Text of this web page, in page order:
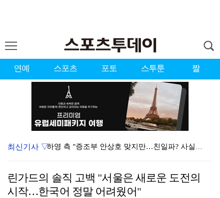
연예 스포츠 포토 스투툰 짤
하영 측 "증조부 안상호 맞지만…친일파? 사실무근" […
"아예 다른 관계잖아"…황정민 폭로자, 팬 주장에 반박…
최신기사 ▽
린가드의 솔직 고백 "서울은 새로운 도전의
시작…한국어 정말 어려웠어"